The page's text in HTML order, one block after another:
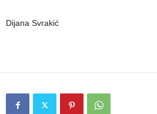
Dijana Svrakić